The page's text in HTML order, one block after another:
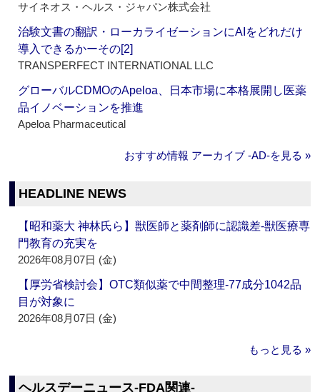
サイネオス・ヘルス・ジャパン株式会社
治験文書の翻訳・ローカライゼーションにAIをどれだけ
導入できるかーその[2]
TRANSPERFECT INTERNATIONAL LLC
グローバルCDMOのApeloa、日本市場に本格展開し医薬
品イノベーションを推進
Apeloa Pharmaceutical
おすすめ情報 アーカイブ ‐AD‐を見る »
HEADLINE NEWS
【昭和薬大 神林氏ら】獣医師と薬剤師に認識差‐獣医療専
門教育の充実を
2026年08月07日 (金)
【厚労省検討会】OTC類似薬で中間整理‐77成分1042品
目が対象に
2026年08月07日 (金)
もっと見る »
ヘルスデーニュース‐FDA関連‐